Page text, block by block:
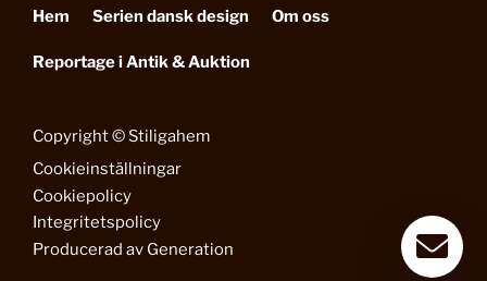
Hem Serien dansk design Om oss
Reportage i Antik & Auktion
Copyright © Stiligahem
Cookieinställningar
Cookiepolicy
Integritetspolicy
Producerad av Generation